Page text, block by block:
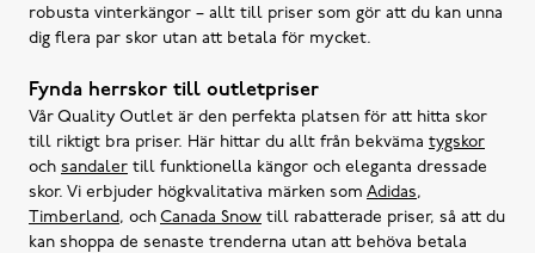
robusta vinterkängor – allt till priser som gör att du kan unna
dig flera par skor utan att betala för mycket.
Fynda herrskor till outletpriser
Vår Quality Outlet är den perfekta platsen för att hitta skor
till riktigt bra priser. Här hittar du allt från bekväma tygskor
och sandaler till funktionella kängor och eleganta dressade
skor. Vi erbjuder högkvalitativa märken som Adidas,
Timberland, och Canada Snow till rabatterade priser, så att du
kan shoppa de senaste trenderna utan att behöva betala